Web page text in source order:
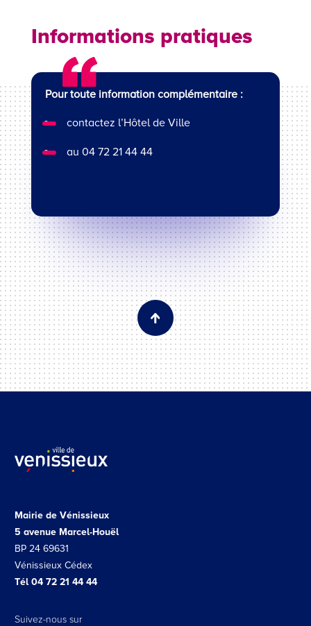
Informations pratiques
Pour toute information complémentaire :
contactez l’Hôtel de Ville
au 04 72 21 44 44
Mairie de Vénissieux
5 avenue Marcel-Houël
BP 24 69631
Vénissieux Cédex
Tél 04 72 21 44 44
Suivez-nous sur